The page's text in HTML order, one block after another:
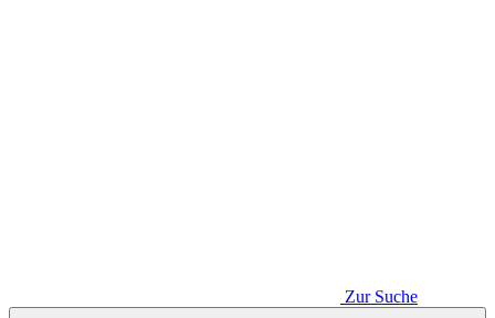
Zur Suche